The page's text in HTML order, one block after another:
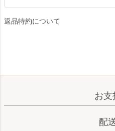
返品特約について
お支
配